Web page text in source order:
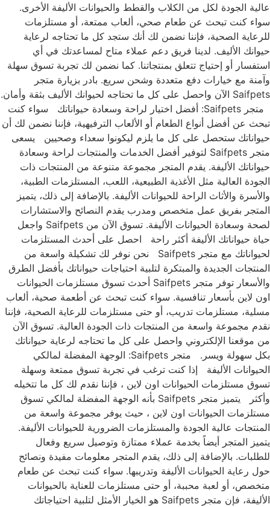
عالية الجودة لكل من الكلاب والقطط والحيوانات الأليفة الأخرى.
سواء كنت تبحث عن طعام صحي، ألعاب ممتعة، أو مستلزمات
للرعاية الصحية، فإننا نضمن لك أنك ستجد كل ما تحتاجه لرعاية
حيوانك الأليف. لدينا فريق دعم عملاء متاح لمساعدتك في أي
استفسار أو إحتياج تتعلق بمنتجاتنا. كما نضمن لك تجربة تسوق سهلة
وآمنة مع خيارات دفع متعددة وشحن سريع. بادر بزيارة متجر
Saifpets الآن واحصل على كل ما تحتاجه لحيوانك الأليف بثقة وأمان.
متجر Saifpets: أفضل اختيار لراحة وسعادة حيواناتك سواء كنت
تبحث عن أفضل أنواع الطعام أو الألعاب الترفيهية، فإننا نضمن لك أن
حيواناتك ستحصل على كل ما يلزم ليكونوا سعداء وصحيين يسعى
متجر Saifpets لتوفير أفضل الخدمات والمنتجات لراحة وسعادة
حيواناتك الأليفة. يقدم المتجر مجموعة متنوعة من المنتجات ذات
الجودة العالية مثل الأغذية الطبيعية، اللعب، المستلزمات الطبية،
والأسرة والأثاث الراحة للحيوانات الأليفة. بالإضافة إلى ذلك، يتميز
المتجر بفريق عمل متخصص ومدرب يقدم النصائح والاستشارات
لصحة وسعادة الحيوانات الأليفة. تسوق الآن من Saifpets واجعل
حياة حيواناتك الأليفة أكثر راحة احصل على أحدث المستلزمات
لحيواناتك مع متجر Saifpets نحن نوفر لك تشكيلة واسعة من
المنتجات الجديدة والمبتكرة لتلبية احتياجات حيواناتك بأفضل الطرق
والأسعار توفر متجر Saifpets أحدث تسوق مستلزمات الحيوانات
اون لاين بأسعار تنافسية. سواء كنت تبحث عن أطعمة صحية، ألعاب
مسلية، مستلزمات تدريب، أو حتى مستلزمات للرعاية الصحية، فإننا
نقدم مجموعة واسعة من المنتجات ذات الجودة العالية. تسوق الآن
من موقعنا الإلكتروني واحصل على كل ما تحتاجه لرعاية حيواناتك
بكل سهولة ويسر. متجر Saifpets: الوجهة المفضلة لمالكي
الحيوانات الأليفة إذا كنت ترغب في تجربة تسوق ممتعة وسهلة
تسوق مستلزمات الحيوانات اون لاين ، فإننا نقدم لك كل ما تتخيله
وأكثر يتميز متجر Saifpets بأنه الوجهة المفضلة لمالكي تسوق
مستلزمات الحيوانات اون لاين ، حيث يوفر مجموعة واسعة من
المنتجات عالية الجودة والمستلزمات الضرورية للحيوانات الأليفة.
يتميز المتجر أيضاً بخدمة عملاء ممتازة وتوصيل سريع وفعال
للطلبات. بالإضافة إلى ذلك، يقدم المتجر معلومات مفيدة ونصائح
حول رعاية الحيوانات الأليفة وتدريبها. سواء كنت تبحث عن طعام
متخصص، أو لعبة محببة، أو حتى مستلزمات للعناية بالحيوانات
الأليفة، فإن متجر Saifpets هو الخيار الأمثل لتلبية احتياجاتك